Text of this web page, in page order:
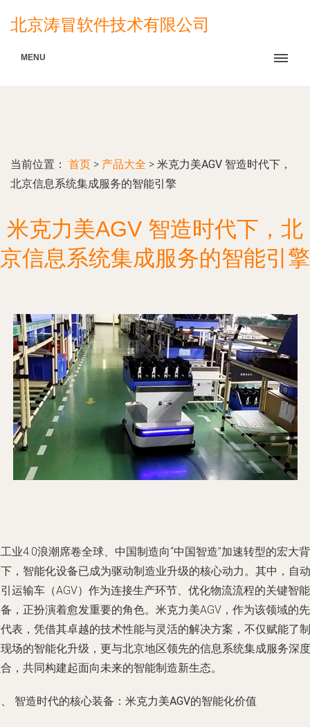
北京涛冒软件技术有限公司
MENU
当前位置： 首页 > 产品大全 > 米克力美AGV 智造时代下，
北京信息系统集成服务的智能引擎
米克力美AGV 智造时代下，北
京信息系统集成服务的智能引擎
业4.0浪潮席卷全球、中国制造向“中国智造”加速转型的宏大背
，智能化设备已成为驱动制造业升级的核心动力。其中，自动
运输车（AGV）作为连接生产环节、优化物流流程的关键智能
，正扮演着愈发重要的角色。米克力美AGV，作为该领域的先
表，凭借其卓越的技术性能与灵活的解决方案，不仅赋能了制
场的智能化升级，更与北京地区领先的信息系统集成服务深度
，共同构建起面向未来的智能制造新生态。
智造时代的核心装备：米克力美AGV的智能化价值